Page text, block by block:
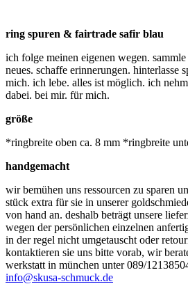
ring spuren & fairtrade safir blau
ich folge meinen eigenen wegen.
neues. schaffe erinnerungen. hinterlasse
mich. ich lebe. alles ist möglich. ich
dabei. bei mir. für mich.
größe
*ringbreite oben ca. 8 mm *ringbreite
handgemacht
wir bemühen uns ressourcen zu sparen
stück extra für sie in unserer
von hand an. deshalb beträgt unsere
wegen der persönlichen einzelnen
in der regel nicht umgetauscht oder
kontaktieren sie uns bitte vorab, wir
werkstatt in münchen unter 089/
info@skusa-schmuck.de